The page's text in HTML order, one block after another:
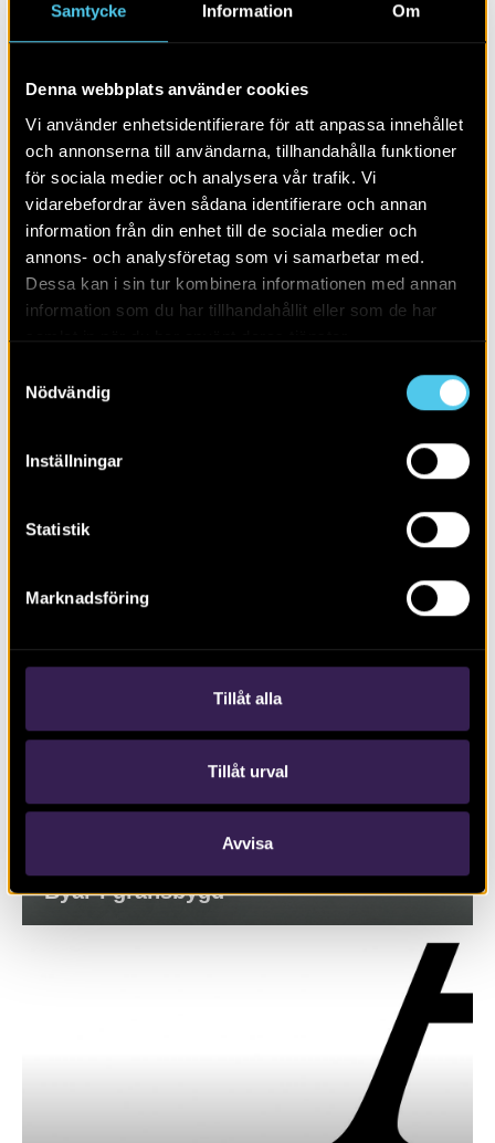
Samtycke Information Om
Denna webbplats använder cookies
Vi använder enhetsidentifierare för att anpassa innehållet
och annonserna till användarna, tillhandahålla funktioner
för sociala medier och analysera vår trafik. Vi
vidarebefordrar även sådana identifierare och annan
information från din enhet till de sociala medier och
annons- och analysföretag som vi samarbetar med.
Dessa kan i sin tur kombinera informationen med annan
information som du har tillhandahållit eller som de har
Nödvändig
Inställningar
Statistik
Marknadsföring
Tillåt alla
Tillåt urval
Avvisa
at Upsalum – människor och
landskapande
De obesuttnas arkeologi och kulturarv
Byar i gränsbygd